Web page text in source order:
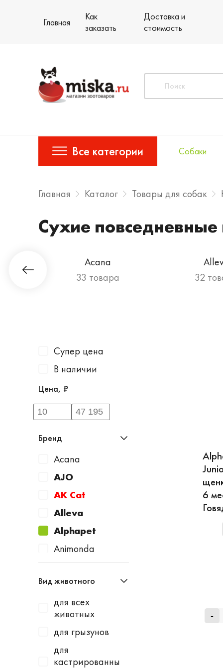
Главная
Как
заказать
Доставка и
стоимость
Все категории Собаки
Главная Каталог Товары для собак
Сухие
Acana
33 товара
32
Супер цена
В наличии
Цена, ₽
Бренд
Acana
AJO
AK Cat
Alleva
Alphapet
Animonda
Apicenna
Avantie
AWARD
Baurenhof
Bayer
Beaphar
Вид животного
для всех
животных
для грызунов
для
кастрированны
6
-